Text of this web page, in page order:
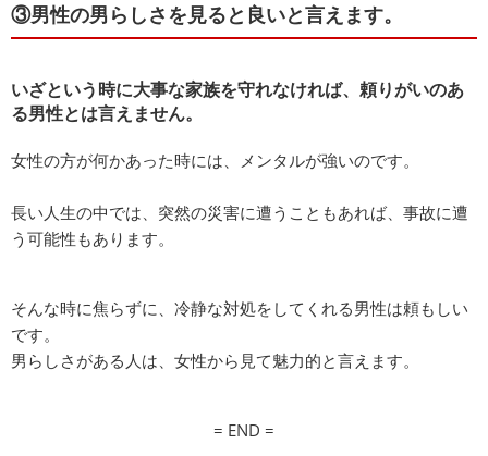
③男性の男らしさを見ると良いと言えます。
いざという時に大事な家族を守れなければ、頼りがいのあ
る男性とは言えません。
女性の方が何かあった時には、メンタルが強いのです。
長い人生の中では、突然の災害に遭うこともあれば、事故に遭
う可能性もあります。
そんな時に焦らずに、冷静な対処をしてくれる男性は頼もしい
です。
男らしさがある人は、女性から見て魅力的と言えます。
= END =